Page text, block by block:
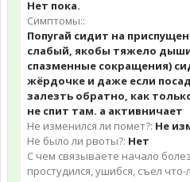
Нет пока.
Симптомы::
Попугай сидит на
слабый, якобы тяжело
спазменные сокращения)
жёрдочке и даже если
залезть обратно, как
не спит там. а активничает
Не изменился ли помет?: Не
Не было ли рвоты?: Нет
С чем связываете начало
простудился, ушибся, съел